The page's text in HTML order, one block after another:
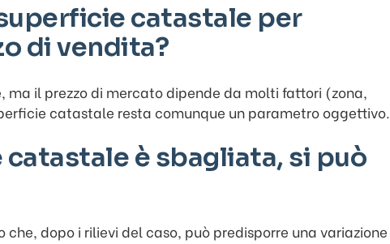
catastale per
di vendita?
ma il prezzo di mercato dipende da molti fattori (zona,
catastale resta comunque un parametro oggettivo.
catastale è sbagliata, si può
dopo i rilievi del caso, può predisporre una variazione